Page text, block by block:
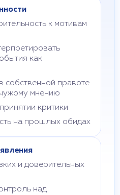
к мотивам
как
собственной правоте
мнению
критики
на прошлых обидах
и доверительных
над